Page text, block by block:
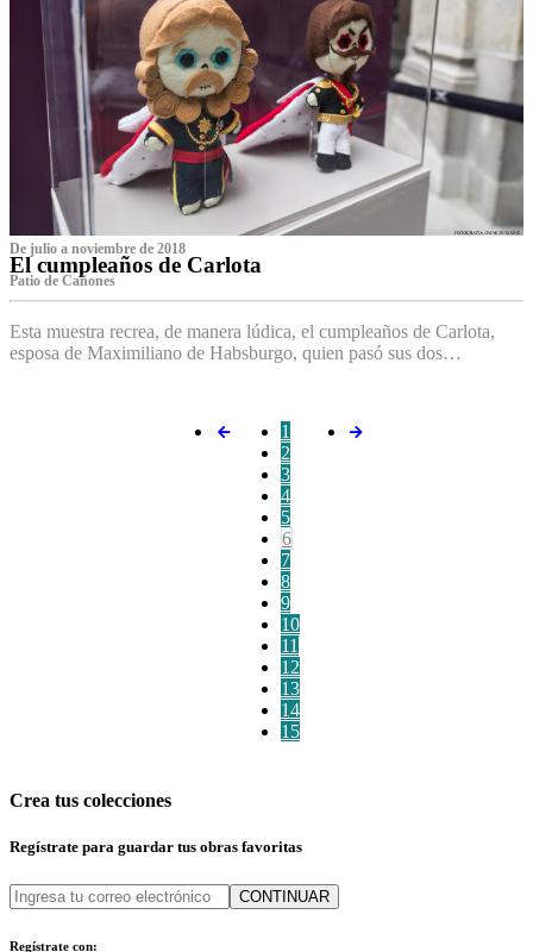
De julio a noviembre de 2018
El cumpleaños de Carlota
Patio de Cañones
Esta muestra recrea, de manera lúdica, el cumpleaños de Carlota,
esposa de Maximiliano de Habsburgo, quien pasó sus dos…
1
2
3
4
5
6
7
8
9
10
11
12
13
14
15
Crea tus colecciones
Regístrate para guardar tus obras favoritas
CONTINUAR
Regístrate con: